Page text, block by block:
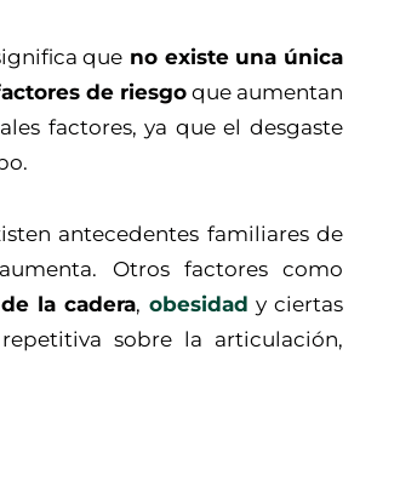
que no existe una única
de riesgoque aumentan
factores, ya que el desgaste
antecedentes familiares de
Otros factores como
la cadera, obesidad y ciertas
sobre la articulación,